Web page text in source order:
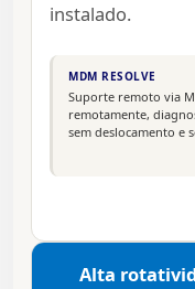
instalado.
MDM RESOLVE
Suporte remoto via
remotamente,
sem deslocamento e
Alta